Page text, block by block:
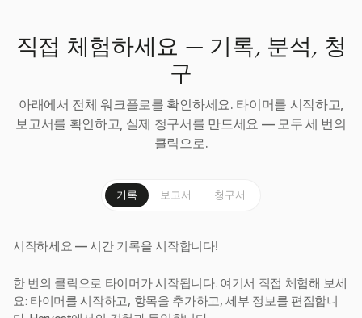
직접 체험하세요 — 기록, 분석, 청
구
아래에서 전체 워크플로를 확인하세요. 타이머를 시작하고,
보고서를 확인하고, 실제 청구서를 만드세요 — 모두 세 번의
클릭으로.
기록 보고서 청구서
시작하세요 — 시간 기록을 시작합니다!
한 번의 클릭으로 타이머가 시작됩니다. 여기서 직접 체험해 보세
요: 타이머를 시작하고, 항목을 추가하고, 세부 정보를 편집합니